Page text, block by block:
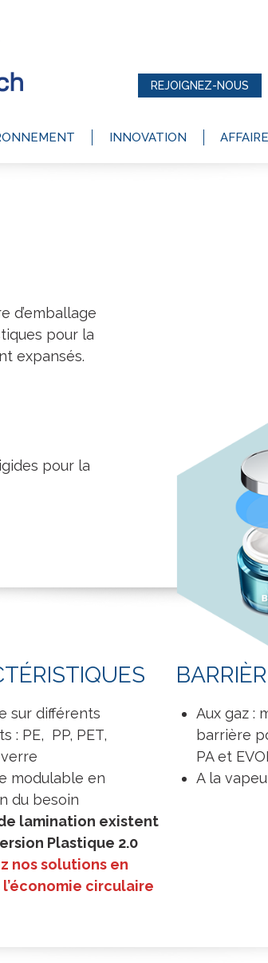
REJOIGNEZ-NOUS
INNOVATION
d’emballage
pour la
expansés.
pour la
sur différents
: PE, PP, PET,
modulable en
du besoin
lamination existent
Plastique 2.0
nos solutions en
circulaire
Aux gaz :
barrière
PA et
A la